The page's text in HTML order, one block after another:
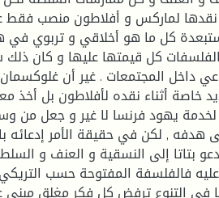
نقدها لماركس و أفلاطون منصب فقط
كل ما هو أخلاقي و تربوي في
كل قيمتها عليها و كان ذلك
داخل المجتمعات . غير أن
خاصة أثناء نقده لأفلاطون بل أخذ
لخدمة يهود فرنسا لا غير و جعل من
هدفه , لكن في حقيقة الأمر إدعائه
بتاتا إلى النسقية و العنف و
فالفلسفة المفتوحة حسب
في التنوع ترفض كل فكر مغلق مبني